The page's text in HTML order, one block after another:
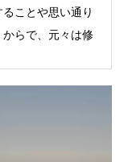
ことや思い通り
らで、元々は修